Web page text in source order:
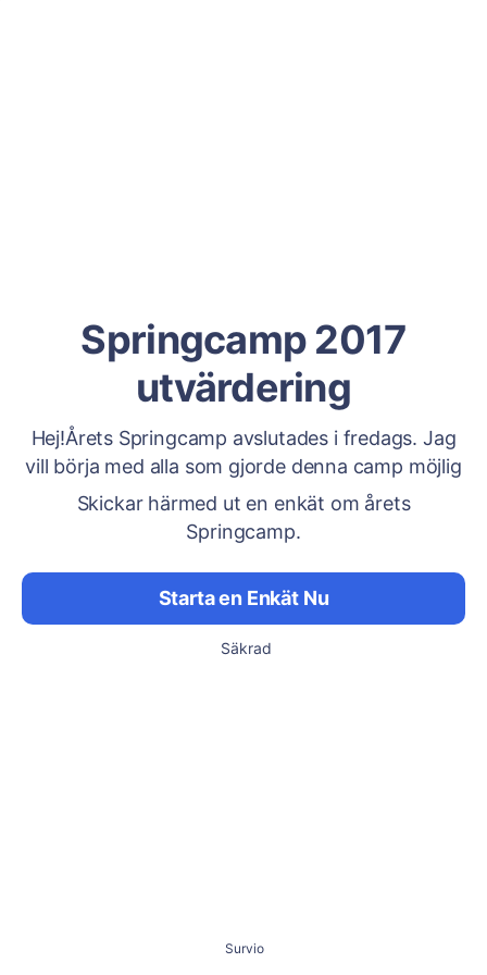
Springcamp 2017
utvärdering
Hej!Årets Springcamp avslutades i fredags. Jag
vill börja med alla som gjorde denna camp möjlig
Skickar härmed ut en enkät om årets
Springcamp.
Starta en Enkät Nu
Säkrad
Survio